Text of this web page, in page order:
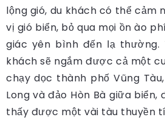
lộng gió, du khách có thể cảm
vị gió biển, bỏ qua mọi ồn ào
giác yên bình đến lạ thường.
khách sẽ ngắm được cả một
chạy dọc thành phố Vũng
Long và đảo Hòn Bà giữa
thấy được một vài tàu thuyền